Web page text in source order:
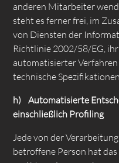
anderen Mitarbeiter
steht es ferner frei, im
von Diensten der
Richtlinie 2002/58/EG,
automatisierter Verfahren
technische
h) Automatisierte
einschließlich Profiling
Jede von der
betroffene Person hat